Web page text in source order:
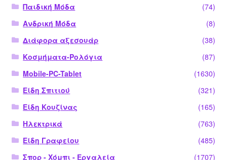
Παιδική Μόδα
(74)
Ανδρική Μόδα
(8)
Διάφορα αξεσουάρ
(38)
Κοσμήματα-Ρολόγια
(87)
Mobile-PC-Tablet
(1630)
Είδη Σπιτιού
(321)
Είδη Κουζίνας
(165)
Ηλεκτρικά
(763)
Είδη Γραφείου
(485)
Σπορ - Χόμπι - Εργαλεία
(1707)